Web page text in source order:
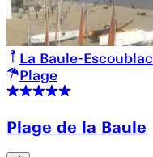
La Baule-Escoublac
Plage
Plage de la Baule